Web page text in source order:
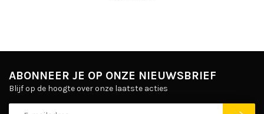
ABONNEER JE OP ONZE NIEUWSBRIEF
Blijf op de hoogte over onze laatste acties